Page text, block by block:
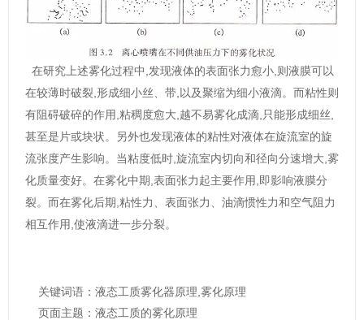
在研究上述雾化过程中 发现液体的表面张力愈小 则液膜可以
在较薄时破裂 形成细小丝、带 以及聚缩为细小液滴。而粘性则
有阻碍破碎的作用 粘稠度愈大 越不易雾化成滴 只能形成细丝
甚至是片或块状。另外也发现液体的粘性对液体在旋流室的旋
流张度产生影响。当粘度低时 旋流室内切向和径向分速增大 雾
化质量变好。在雾化中期 表面张力起主要作用 即影响液膜分
裂。而在雾化后期 粘性力、表面张力、油滴惯性力和空气阻力
相互作用 使液滴进一步分裂。
关键词语：液态工质雾化器原理,雾化原理
页面主题：液态工质的雾化原理